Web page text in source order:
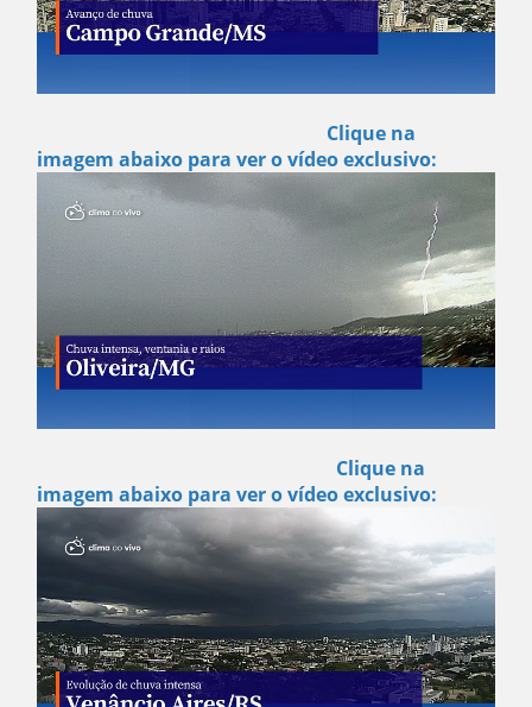
Clique na
imagem abaixo para ver o vídeo exclusivo:
Clique na
imagem abaixo para ver o vídeo exclusivo: